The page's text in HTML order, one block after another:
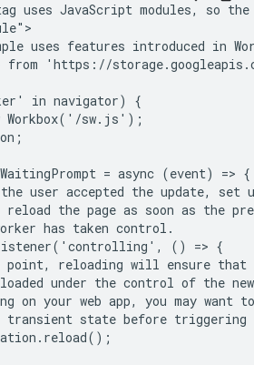
uses JavaScript modules, so
uses features introduced in
from 'https://
in navigator) {
Workbox('/sw.js');
= async (event) => {
user accepted the update, set
reload the page as soon as the
has taken control.
() => {
point, reloading will ensure that
under the control of the
on your web app, you may want
transient state before triggering